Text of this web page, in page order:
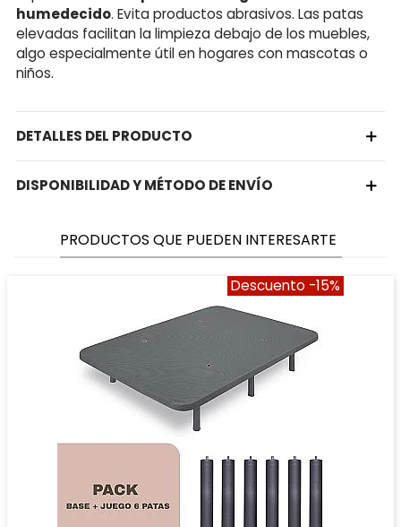
humedecido. Evita productos abrasivos. Las patas
elevadas facilitan la limpieza debajo de los muebles,
algo especialmente útil en hogares con mascotas o
niños.
DETALLES DEL PRODUCTO
DISPONIBILIDAD Y MÉTODO DE ENVÍO
PRODUCTOS QUE PUEDEN INTERESARTE
Descuento -15%